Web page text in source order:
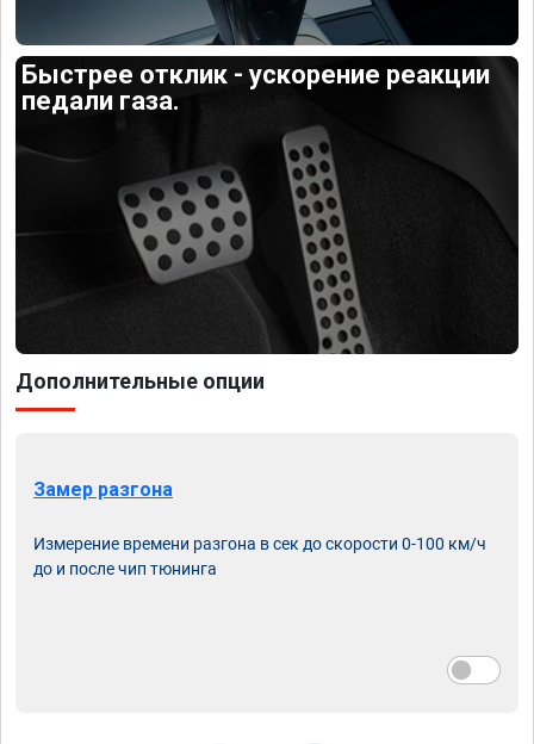
Быстрее отклик - ускорение реакции
педали газа.
Дополнительные опции
Замер разгона
Измерение времени разгона в сек до скорости 0-100 км/ч
до и после чип тюнинга